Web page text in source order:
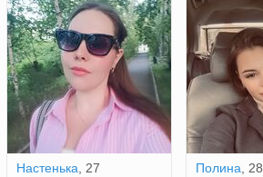
Настенька , 27 Полина , 28